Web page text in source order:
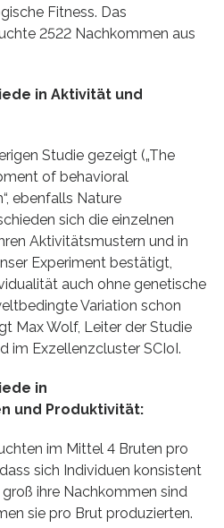
Fitness. Das
2522 Nachkommen aus
in Aktivität und
Studie gezeigt („The
of behavioral
ebenfalls Nature
sich die einzelnen
Aktivitätsmustern und in
Experiment bestätigt,
auch ohne genetische
Variation schon
Max Wolf, Leiter der Studie
im Exzellenzcluster SCIoI.
in
und Produktivität:
im Mittel 4 Bruten pro
sich Individuen konsistent
ihre Nachkommen sind
sie pro Brut produzierten.